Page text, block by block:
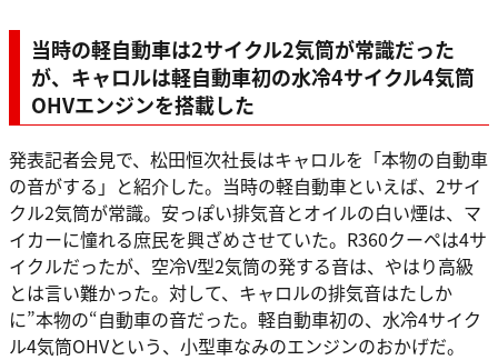
当時の軽自動車は2サイクル2気筒が常識だった
が、キャロルは軽自動車初の水冷4サイクル4気筒
OHVエンジンを搭載した
発表記者会見で、松田恒次社長はキャロルを「本物の自動車
の音がする」と紹介した。当時の軽自動車といえば、2サイ
クル2気筒が常識。安っぽい排気音とオイルの白い煙は、マ
イカーに憧れる庶民を興ざめさせていた。R360クーペは4サ
イクルだったが、空冷V型2気筒の発する音は、やはり高級
とは言い難かった。対して、キャロルの排気音はたしか
に”本物の“自動車の音だった。軽自動車初の、水冷4サイク
ル4気筒OHVという、小型車なみのエンジンのおかげだ。